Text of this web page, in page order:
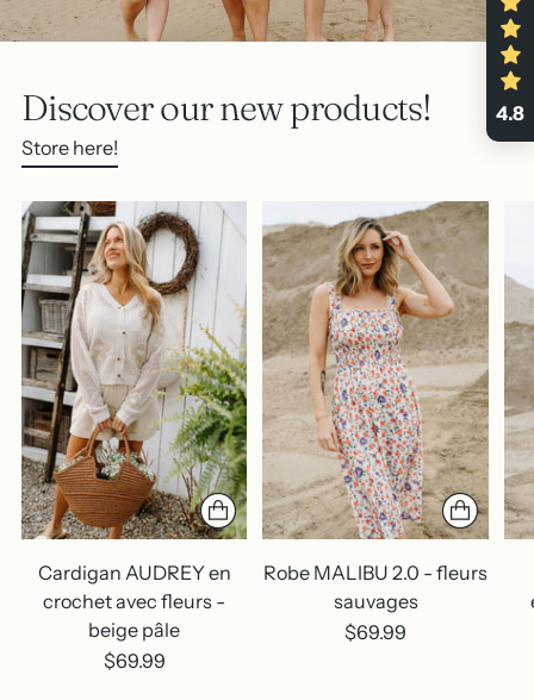
Discover our new products!
Store here!
Cardigan AUDREY en
crochet avec fleurs -
beige pâle
$69.99
Robe MALIBU 2.0 - fleurs
sauvages
$69.99
4.8